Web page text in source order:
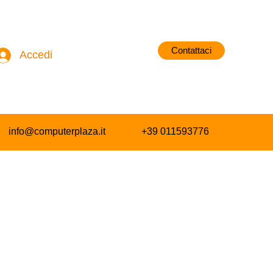
Accedi Contattaci
info@computerplaza.it +39 011593776